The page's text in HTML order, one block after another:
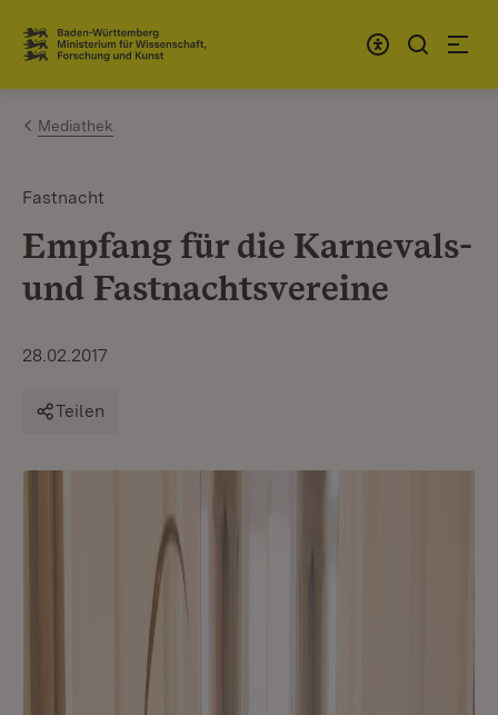
Zum Inhalt springen
Link zur Startseite
Mediathek
Fastnacht
Empfang für die Karnevals-
und Fastnachtsvereine
28.02.2017
Teilen